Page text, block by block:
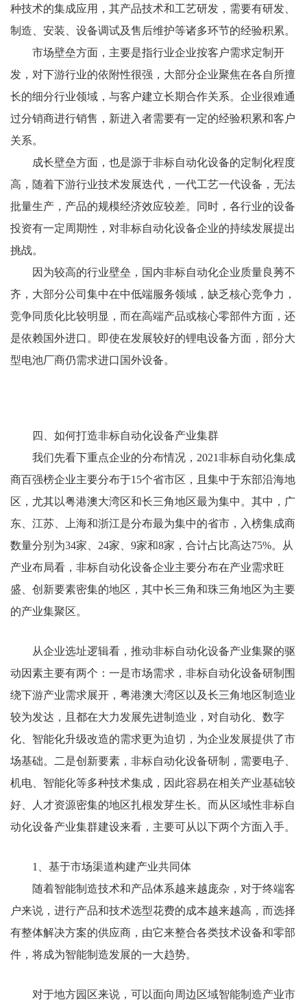
种技术的集成应用，其产品技术和工艺研发，需要有研发、
制造、安装、设备调试及售后维护等诸多环节的经验积累。
市场壁垒方面，主要是指行业企业按客户需求定制开
发，对下游行业的依附性很强，大部分企业聚焦在各自所擅
长的细分行业领域，与客户建立长期合作关系。企业很难通
过分销商进行销售，新进入者需要有一定的经验积累和客户
关系。
成长壁垒方面，也是源于非标自动化设备的定制化程度
高，随着下游行业技术发展迭代，一代工艺一代设备，无法
批量生产，产品的规模经济效应较差。同时，各行业的设备
投资有一定周期性，对非标自动化设备企业的持续发展提出
挑战。
因为较高的行业壁垒，国内非标自动化企业质量良莠不
齐，大部分公司集中在中低端服务领域，缺乏核心竞争力，
竞争同质化比较明显，而在高端产品或核心零部件方面，还
是依赖国外进口。即使在发展较好的锂电设备方面，部分大
型电池厂商仍需求进口国外设备。
四、如何打造非标自动化设备产业集群
我们先看下重点企业的分布情况，2021非标自动化集成
商百强榜企业主要分布于15个省市区，且集中于东部沿海地
区，尤其以粤港澳大湾区和长三角地区最为集中。其中，广
东、江苏、上海和浙江是分布最为集中的省市，入榜集成商
数量分别为34家、24家、9家和8家，合计占比高达75%。从
产业布局看，非标自动化设备企业主要分布在产业需求旺
盛、创新要素密集的地区，其中长三角和珠三角地区为主要
的产业集聚区。
从企业选址逻辑看，推动非标自动化设备产业集聚的驱
动因素主要有两个：一是市场需求，非标自动化设备研制围
绕下游产业需求展开，粤港澳大湾区以及长三角地区制造业
较为发达，且都在大力发展先进制造业，对自动化、数字
化、智能化升级改造的需求更为迫切，为企业发展提供了市
场基础。二是创新要素，非标自动化设备研制，需要电子、
机电、智能化等多种技术集成，因此容易在相关产业基础较
好、人才资源密集的地区扎根发芽生长。而从区域性非标自
动化设备产业集群建设来看，主要可从以下两个方面入手。
1、基于市场渠道构建产业共同体
随着智能制造技术和产品体系越来越庞杂，对于终端客
户来说，进行产品和技术选型花费的成本越来越高，而选择
有整体解决方案的供应商，由它来整合各类技术设备和零部
件，将成为智能制造发展的一大趋势。
对于地方园区来说，可以面向周边区域智能制造产业市